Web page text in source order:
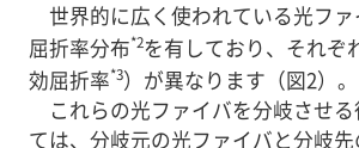
世界的に広く使われている光フ
屈折率分布*2を有しており、それぞ
効屈折率*3）が異なります（図2）。
これらの光ファイバを分岐させ
ては、分岐元の光ファイバと分岐